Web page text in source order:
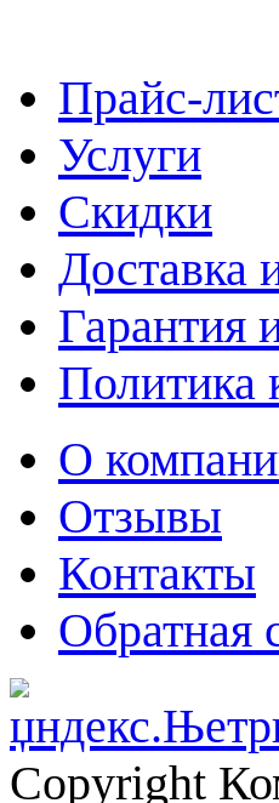
Прайс-
Услуги
Скидки
Доставка
Гарантия
Политика
О
Отзывы
Контакты
Обратная
Copyright